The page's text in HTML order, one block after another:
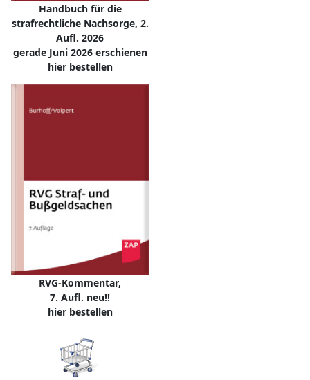
Handbuch für die
strafrechtliche Nachsorge, 2.
Aufl. 2026
gerade Juni 2026 erschienen
hier bestellen
RVG-Kommentar,
7. Aufl. neu!!
hier bestellen